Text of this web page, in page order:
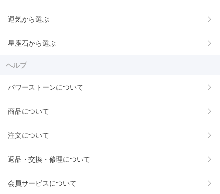
運気から選ぶ
星座石から選ぶ
ヘルプ
パワーストーンについて
商品について
注文について
返品・交換・修理について
会員サービスについて